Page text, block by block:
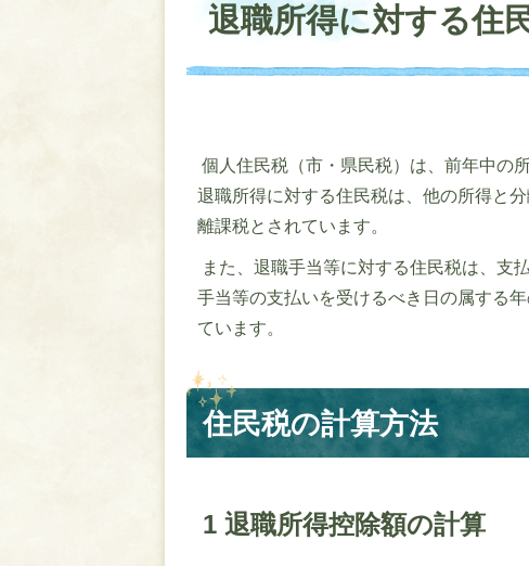
退職所得に対する住
個人住民税（市・県民税）は、前年中の
退職所得に対する住民税は、他の所得と
離課税とされています。
また、退職手当等に対する住民税は、支
手当等の支払いを受けるべき日の属する
ています。
住民税の計算方法
1 退職所得控除額の計算